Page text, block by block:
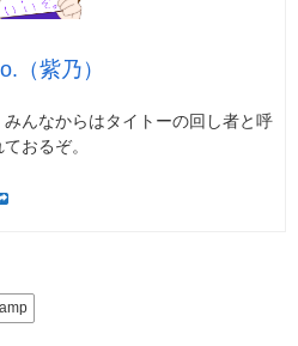
（紫乃）
んなからはタイトーの回し者と呼
おるぞ。